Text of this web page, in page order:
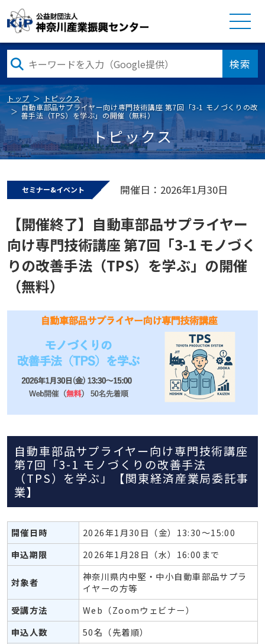
検索
トップ
トピックス
自動車部品サプライヤー向け専門技術講座 第7回「3-1 モノづくりの改
善手法（TPS）を学ぶ」の開催（無料）
トピックス
セミナー&イベント 開催日：2026年1月30日
【開催終了】自動車部品サプライヤー
向け専門技術講座 第7回「3-1 モノづく
りの改善手法（TPS）を学ぶ」の開催
（無料）
自動車部品サプライヤー向け専門技術講座
第7回「3-1 モノづくりの改善手法
（TPS）を学ぶ」【関東経済産業局委託事
業】
開催日時
2026年1月30日（金）13:30～15:00
申込期限
2026年1月28日（水）16:00まで
対象者
神奈川県内中堅・中小自動車部品サプラ
イヤーの方等
受講方法
Web（Zoomウェビナー）
申込人数
50名（先着順）